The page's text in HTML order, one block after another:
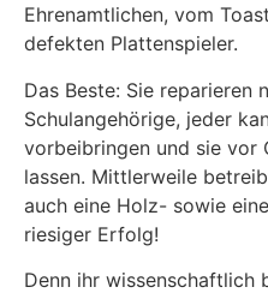
Ehrenamtlichen, vom
defekten Plattenspieler.
Das Beste: Sie reparieren
Schulangehörige, jeder
vorbeibringen und sie vor
lassen. Mittlerweile
auch eine Holz- sowie
riesiger Erfolg!
Denn ihr wissenschaftlich